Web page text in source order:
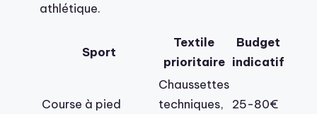
athlétique.
Sport
Textile
prioritaire
Budget
indicatif
Course à pied
Chaussettes
techniques,
25-80€